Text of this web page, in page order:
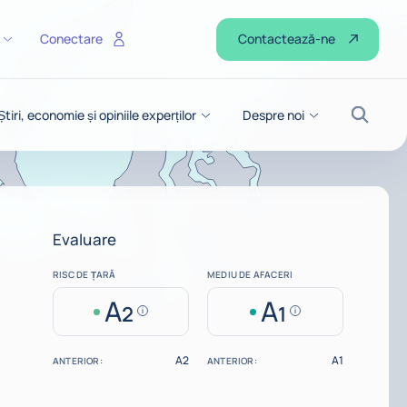
economie și opiniile experților Despre noi
Conectare Contactează-ne
Evaluare
RISC DE ȚARĂ
A2 Help
MEDIU DE AFACERI
A1 Help
ANTERIOR: A2 ANTERIOR: A1